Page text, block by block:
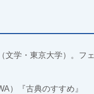
文学・東京大学）。フェ
）『古典のすすめ』